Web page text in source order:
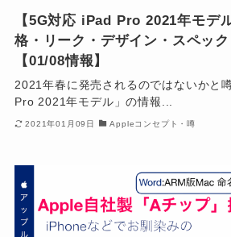
【5G対応 iPad Pro 2021年モデ
格・リーク・デザイン・スペッ
【01/08情報】
2021年春に発売されるのではないかと
Pro 2021年モデル」の情報...
2021年01月09日 Appleコンセプト・噂